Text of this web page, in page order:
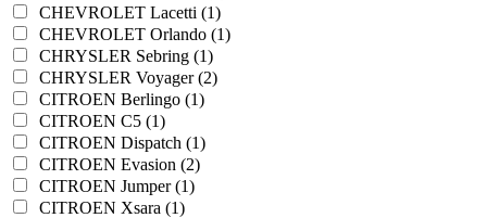
CHEVROLET Lacetti (1)
CHEVROLET Orlando (1)
CHRYSLER Sebring (1)
CHRYSLER Voyager (2)
CITROEN Berlingo (1)
CITROEN C5 (1)
CITROEN Dispatch (1)
CITROEN Evasion (2)
CITROEN Jumper (1)
CITROEN Xsara (1)